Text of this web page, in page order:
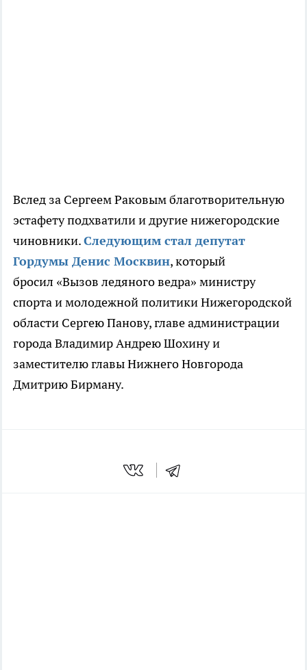
Вслед за Сергеем Раковымблаготворительную
эстафету подхватили и другие нижегородские
чиновники.Следующим стал депутат
Гордумы Денис Москвин, который
бросил «Вызов ледяного ведра» министру
спорта и молодежной политики Нижегородской
области Сергею Панову, главе администрации
города Владимир Андрею Шохину и
заместителю главы Нижнего Новгорода
Дмитрию Бирману.